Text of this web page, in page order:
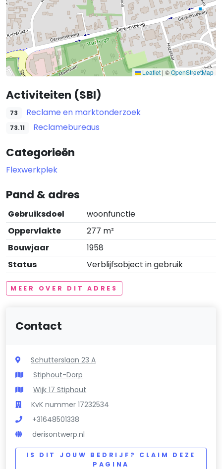
Leaflet | ©OpenStreetMap
Activiteiten (SBI)
73 Reclame en marktonderzoek
73.11 Reclamebureaus
Categorieën
Flexwerkplek
Pand & adres
Gebruiksdoel
woonfunctie
Oppervlakte
277 m²
Bouwjaar
1958
Status
Verblijfsobject in gebruik
MEER OVER DIT ADRES
Contact
Schutterslaan 23 A
Stiphout-Dorp
Wijk 17 Stiphout
KvK nummer 17232534
+31648501338
derisontwerp.nl
IS DIT JOUW BEDRIJF? CLAIM DEZE
PAGINA